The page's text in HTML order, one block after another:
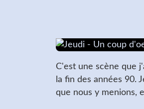
C'est une scène que
la fin des années 90.
que nous y menions,